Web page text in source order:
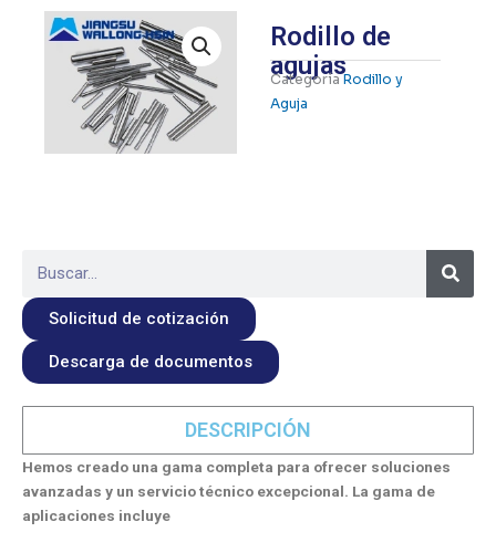
Rodillo de
agujas
Categoría Rodillo y
Aguja
Solicitud de cotización
Descarga de documentos
DESCRIPCIÓN
Hemos creado una gama completa para ofrecer soluciones
avanzadas y un servicio técnico excepcional. La gama de
aplicaciones incluye